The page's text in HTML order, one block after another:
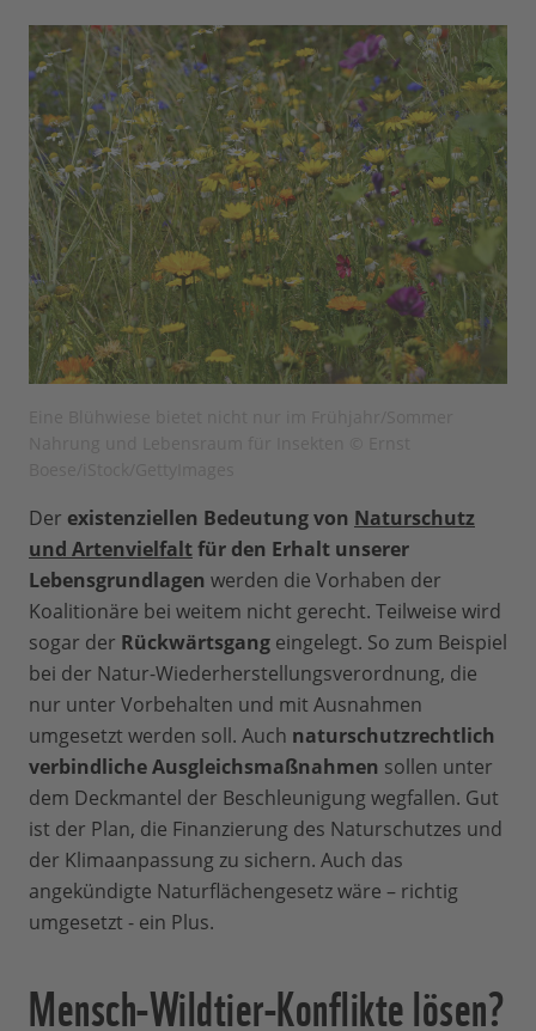
Der existenziellen Bedeutung von Naturschutz
und Artenvielfaltfür den Erhalt unserer
Lebensgrundlagen werden die Vorhaben der
Koalitionäre bei weitem nicht gerecht. Teilweise wird
sogar der Rückwärtsgang eingelegt. So zum Beispiel
bei der Natur-Wiederherstellungsverordnung, die
nur unter Vorbehalten und mit Ausnahmen
umgesetzt werden soll. Auch naturschutzrechtlich
verbindliche Ausgleichsmaßnahmen sollen unter
dem Deckmantel der Beschleunigung wegfallen. Gut
ist der Plan, die Finanzierung des Naturschutzes und
der Klimaanpassung zu sichern. Auch das
angekündigte Naturflächengesetz wäre – richtig
umgesetzt - ein Plus.
Mensch-Wildtier-Konflikte lösen?